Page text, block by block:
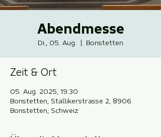
Abendmesse
Di., 05. Aug. Bonstetten
Zeit & Ort
05. Aug. 2025, 19:30
Bonstetten, Stallikerstrasse 2, 8906
Bonstetten, Schweiz